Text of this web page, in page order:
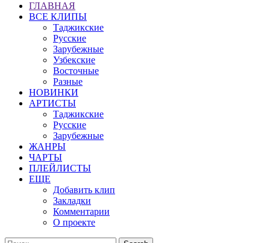
ГЛАВНАЯ
ВСЕ КЛИПЫ
Таджикские
Русские
Зарубежные
Узбекские
Восточные
Разные
НОВИНКИ
АРТИСТЫ
Таджикские
Русские
Зарубежные
ЖАНРЫ
ЧАРТЫ
ПЛЕЙЛИСТЫ
ЕЩЕ
Добавить клип
Закладки
Комментарии
О проекте